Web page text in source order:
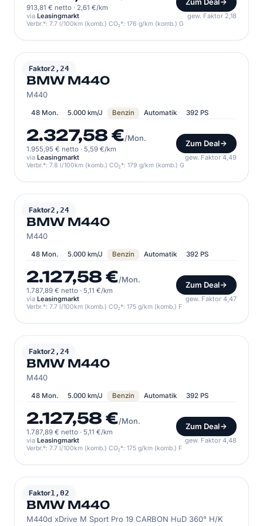
913,81 € netto · 2,61 €/km
via Leasingmarkt gew. Faktor 2,18
Verbr.*: 7.7 l/100km (komb.) CO₂*: 176 g/km (komb.) G
Faktor2,24
BMW
BMW M440
M440
48 Mon. 5.000 km/J Benzin Automatik 392 PS
2.327,58 €/Mon.
1.955,95 € netto · 5,59 €/km
Zum Deal
via Leasingmarkt gew. Faktor 4,49
Verbr.*: 7.8 l/100km (komb.) CO₂*: 179 g/km (komb.) G
Faktor2,24
BMW
BMW M440
M440
48 Mon. 5.000 km/J Benzin Automatik 392 PS
2.127,58 €/Mon.
1.787,89 € netto · 5,11 €/km
Zum Deal
via Leasingmarkt gew. Faktor 4,47
Verbr.*: 7.7 l/100km (komb.) CO₂*: 175 g/km (komb.) F
Faktor2,24
BMW
BMW M440
M440
48 Mon. 5.000 km/J Benzin Automatik 392 PS
2.127,58 €/Mon.
1.787,89 € netto · 5,11 €/km
Zum Deal
via Leasingmarkt gew. Faktor 4,48
Verbr.*: 7.7 l/100km (komb.) CO₂*: 175 g/km (komb.) F
Faktor1,02
BMW
BMW M440
M440d xDrive M Sport Pro 19 CARBON HuD 360° H/K